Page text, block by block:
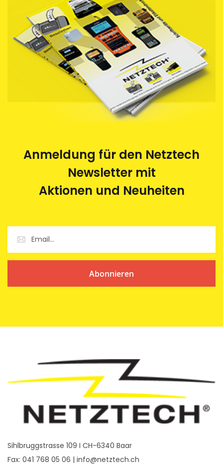
Anmeldung für den Netztech
Newsletter mit
Aktionen und Neuheiten
Abonnieren
Sihlbruggstrasse 109 I CH-6340 Baar
Fax: 041 768 05 06 | info@netztech.ch